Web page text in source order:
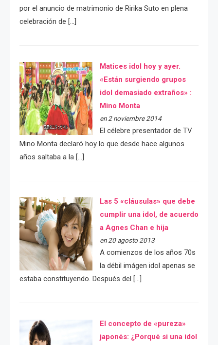
por el anuncio de matrimonio de Ririka Suto en plena
celebración de […]
Matices idol hoy y ayer.
«Están surgiendo grupos
idol demasiado extraños» :
Mino Monta
en 2 noviembre 2014
El célebre presentador de TV
Mino Monta declaró hoy lo que desde hace algunos
años saltaba a la […]
Las 5 «cláusulas» que debe
cumplir una idol, de acuerdo
a Agnes Chan e hija
en 20 agosto 2013
A comienzos de los años 70s
la débil imágen idol apenas se
estaba constituyendo. Después del […]
El concepto de «pureza»
japonés: ¿Porqué si una idol